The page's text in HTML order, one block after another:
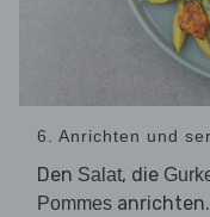
6. Anrichten und
Den Salat, die
Pommes